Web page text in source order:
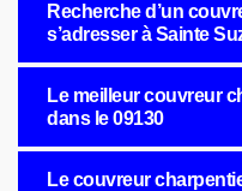
Recherche d’un
s’adresser à Sainte
Le meilleur couvreur
dans le 09130
Le couvreur